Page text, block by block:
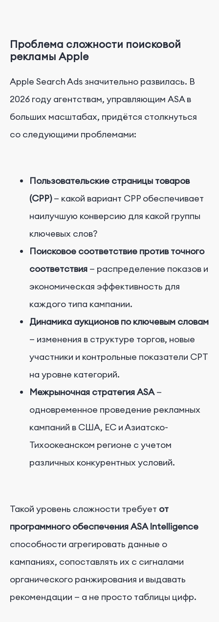
Проблема сложности поисковой
рекламы Apple
Apple Search Ads значительно развилась. В
2026 году агентствам, управляющим ASA в
больших масштабах, придётся столкнуться
со следующими проблемами:
Пользовательские страницы товаров
(CPP)— какой вариант CPP обеспечивает
наилучшую конверсию для какой группы
ключевых слов?
Поисковое соответствие против точного
соответствия — распределение показов и
экономическая эффективность для
каждого типа кампании.
Динамика аукционов по ключевым словам
— изменения в структуре торгов, новые
участники и контрольные показатели CPT
на уровне категорий.
Межрыночная стратегия ASA—
одновременное проведение рекламных
кампаний в США, ЕС и Азиатско-
Тихоокеанском регионе с учетом
различных конкурентных условий.
Такой уровень сложности требует от
программного обеспечения ASA Intelligence
способности агрегировать данные о
кампаниях, сопоставлять их с сигналами
органического ранжирования и выдавать
рекомендации — а не просто таблицы цифр.